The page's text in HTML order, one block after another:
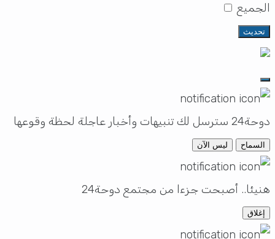
الجميع
تحديث
دوحة24 سترسل لك تنبيهات وأخبار عاجلة لحظة وقوعها
السماح ليس الآن
هنيئا.. أصبحت جزءا من مجتمع دوحة24
إغلاق